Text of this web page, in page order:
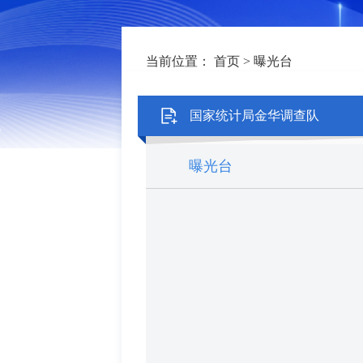
当前位置： 首页 > 曝光台
国家统计局金华调查队
曝光台